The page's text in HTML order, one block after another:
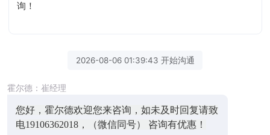
询！
2026-08-06 01:39:43 开始沟通
霍尔德：崔经理
您好，霍尔德欢迎您来咨询，如未及时回复请致
电19106362018，（微信同号） 咨询有优惠！